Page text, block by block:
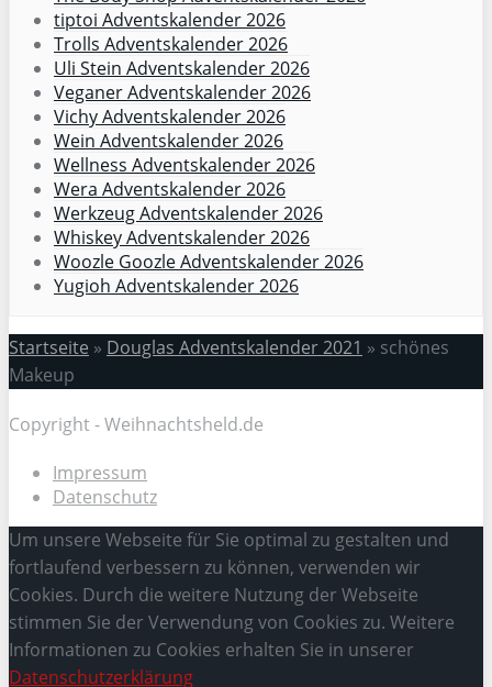
tiptoi Adventskalender 2026
Trolls Adventskalender 2026
Uli Stein Adventskalender 2026
Veganer Adventskalender 2026
Vichy Adventskalender 2026
Wein Adventskalender 2026
Wellness Adventskalender 2026
Wera Adventskalender 2026
Werkzeug Adventskalender 2026
Whiskey Adventskalender 2026
Woozle Goozle Adventskalender 2026
Yugioh Adventskalender 2026
Startseite » Douglas Adventskalender 2021 » schönes
Makeup
Copyright - Weihnachtsheld.de
Impressum
Datenschutz
Um unsere Webseite für Sie optimal zu gestalten und
fortlaufend verbessern zu können, verwenden wir
Cookies. Durch die weitere Nutzung der Webseite
stimmen Sie der Verwendung von Cookies zu. Weitere
Informationen zu Cookies erhalten Sie in unserer
Datenschutzerklärung